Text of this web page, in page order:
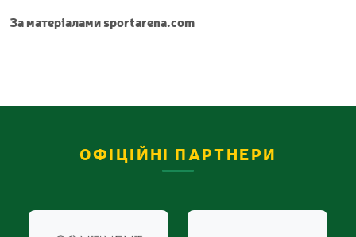
За матеріаламиsportarena.com
ОФІЦІЙНІ ПАРТНЕРИ